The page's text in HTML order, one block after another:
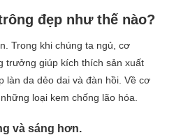
đẹp như thế nào?
Trong khi chúng ta ngủ, cơ
trưởng giúp kích thích sản xuất
làn da dẻo dai và đàn hồi. Về cơ
loại kem chống lão hóa.
và sáng hơn.